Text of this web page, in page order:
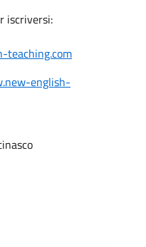
iscriversi:
teaching.com
english-